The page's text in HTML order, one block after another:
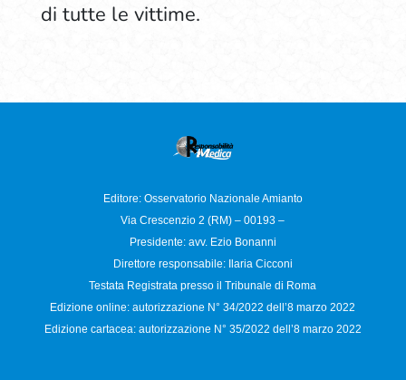
di tutte le vittime.
Editore: Osservatorio Nazionale Amianto
Via Crescenzio 2 (RM) – 00193 –
Presidente: avv. Ezio Bonanni
Direttore responsabile:
Ilaria Cicconi
Testata Registrata presso il Tribunale di Roma
Edizione online: autorizzazione N°34/2022 dell’8 marzo 2022
Edizione cartacea: autorizzazione N° 35/2022 dell’8 marzo 2022